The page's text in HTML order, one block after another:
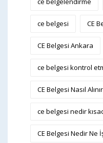
ce belgesi CE
CE Belgesi Ankara
ce belgesi kontrol
CE Belgesi Nasıl Alınır
ce belgesi nedir
CE Belgesi Nedir Ne